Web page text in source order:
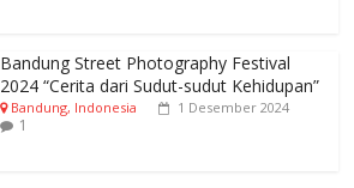
Bandung Street Photography Festival
2024 “Cerita dari Sudut-sudut Kehidupan”
Bandung, Indonesia 1 Desember 2024
1